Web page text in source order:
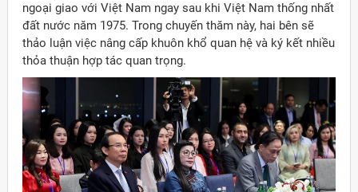
ngoại giao với Việt Nam ngay sau khi Việt Nam thống nhất
đất nước năm 1975. Trong chuyến thăm này, hai bên sẽ
thảo luận việc nâng cấp khuôn khổ quan hệ và ký kết nhiều
thỏa thuận hợp tác quan trọng.